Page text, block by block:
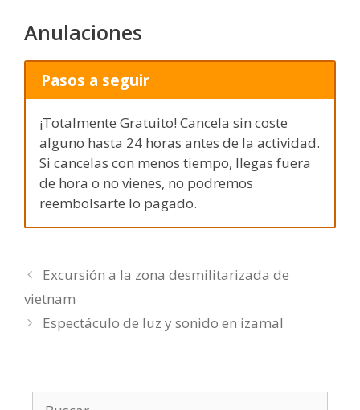
Anulaciones
Pasos a seguir
¡Totalmente Gratuito! Cancela sin coste
alguno hasta 24 horas antes de la actividad.
Si cancelas con menos tiempo, llegas fuera
de hora o no vienes, no podremos
reembolsarte lo pagado.
Excursión a la zona desmilitarizada de
vietnam
Espectáculo de luz y sonido en izamal